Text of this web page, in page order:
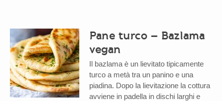
Pane turco – Bazlama
vegan
Il bazlama è un lievitato tipicamente
turco a metà tra un panino e una
piadina. Dopo la lievitazione la cottura
avviene in padella in dischi larghi e